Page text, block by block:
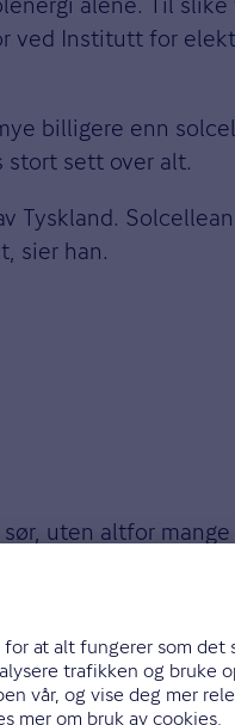
ved Institutt for
billigere enn
stort sett over alt.
sier han.
uten altfor
Som regel er det
tilsier det.
ikke mye
knyttet til